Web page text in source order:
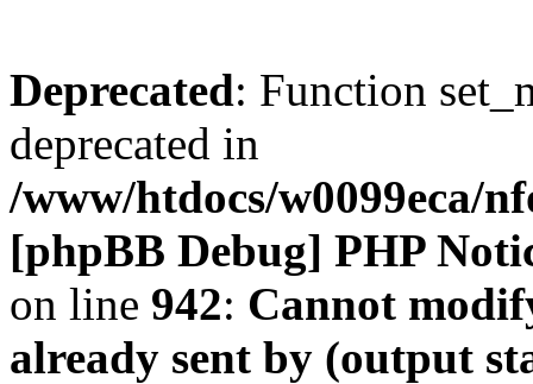
Deprecated: Function
deprecated in
/www/htdocs/w0099eca/
[phpBB Debug] PHP
on line 942: Cannot
already sent by (output